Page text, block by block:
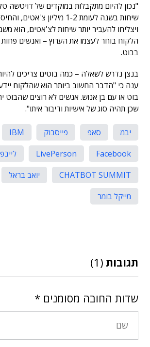
שיחות בשנה לעומת 1-2 מיליון
ויצליחו להעביר יותר שיחות לצ'אטים, הוא
הלקוח בוחר לעצמו את הערוץ – ואנשים
בבוט.
בנצן נדרש לשאלה – כמה בוטים צריכים
ענה כי "הדבר החשוב ביותר הוא שהלקוח
בוט או עם בן אנוש. אנשים לא רוצים שהבוט
שכן תהיה סוג של אישיות ודיבור איתו".
יבמ סאפ פייסבוק IBM
Facebook
LivePerson
CHATBOT SUMMIT
יואב בראל
מייקל בומר
תגובות (1)
שדות החובה מסומנים *